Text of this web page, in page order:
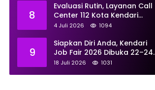
8
Evaluasi Rutin, Layanan Call
Center 112 Kota Kendari
Tangani 167 Laporan Selama
4 Juli 2026 1094
9
Siapkan Diri Anda, Kendari
Job Fair 2026 Dibuka 22–24
Juli: Sediakan 700 Lowongan
18 Juli 2026 1031